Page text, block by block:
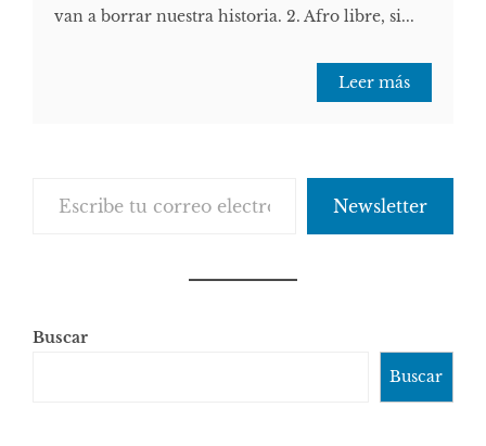
van a borrar nuestra historia. 2. Afro libre, si...
Leer más
Newsletter
Buscar
Buscar